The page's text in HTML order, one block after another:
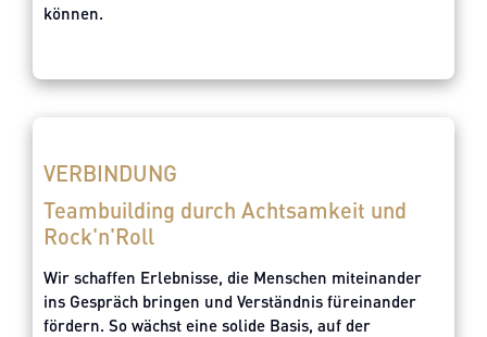
können.
VERBINDUNG
Teambuilding durch Achtsamkeit und
Rock'n'Roll
Wir schaffen Erlebnisse, die Menschen miteinander
ins Gespräch bringen und Verständnis füreinander
fördern. So wächst eine solide Basis, auf der